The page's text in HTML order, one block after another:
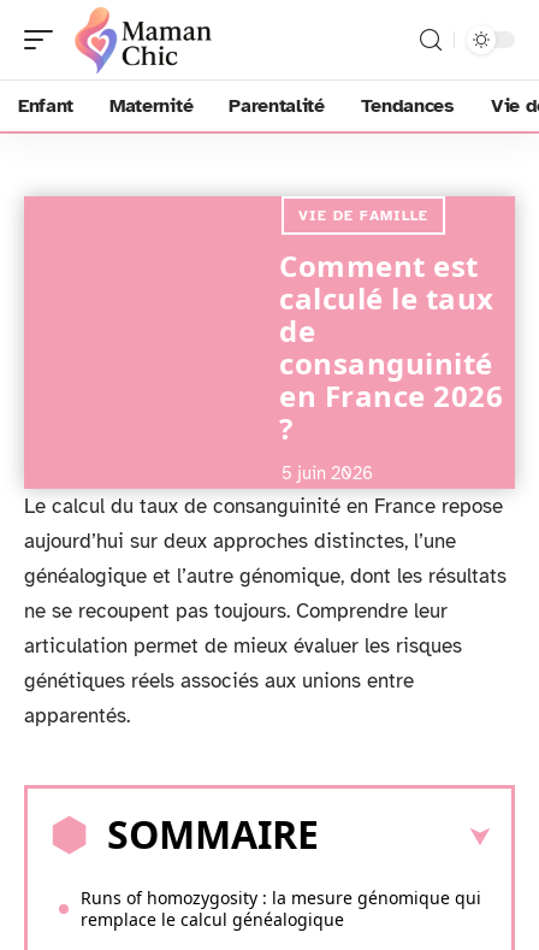
Enfant Maternité Parentalité Tendances Vie
VIE DE FAMILLE
Comment est
calculé le taux
de
consanguinité
en France 2026
?
5 juin 2026
Le calcul du taux de consanguinité en France repose
aujourd’hui sur deux approches distinctes, l’une
généalogique et l’autre génomique, dont les résultats
ne se recoupent pas toujours. Comprendre leur
articulation permet de mieux évaluer les risques
génétiques réels associés aux unions entre
apparentés.
SOMMAIRE
Runs of homozygosity : la mesure génomique qui
remplace le calcul généalogique